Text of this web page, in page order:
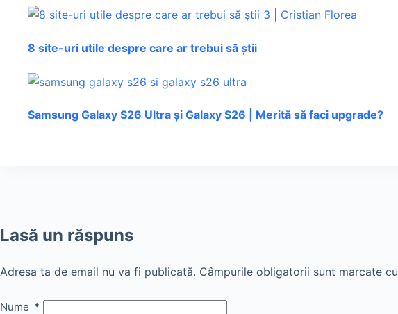
8 site-uri utile despre care ar trebui să știi
Samsung Galaxy S26 Ultra și Galaxy S26 | Merită să faci upgrade?
Lasă un răspuns
Adresa ta de email nu va fi publicată. Câmpurile obligatorii sunt marcate cu
Nume *